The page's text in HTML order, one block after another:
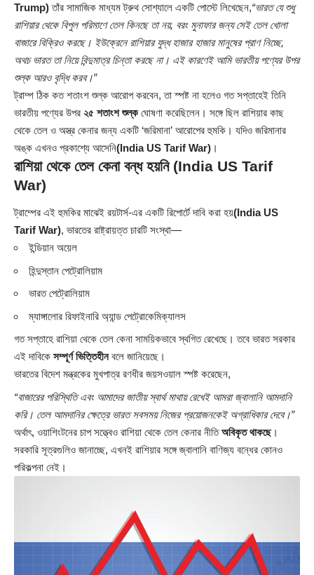
Trump)তাঁর সামাজিক মাধ্যম ট্রুথ সোশ্যালে একটি পোস্টে লিখেছেন,“ভারত যে শুধু
রাশিয়ার থেকে বিপুল পরিমাণে তেল কিনছে তা নয়, বরং মুনাফার জন্য সেই তেল খোলা
বাজারে বিক্রিও করছে। ইউক্রেনে রাশিয়ার যুদ্ধ হাজার হাজার মানুষের প্রাণ নিচ্ছে,
অথচ ভারত তা নিয়ে বিন্দুমাত্র চিন্তা করছে না। এই কারণেই আমি ভারতীয় পণ্যের উপর
শুল্ক আরও বৃদ্ধি করব।”
ট্রাম্প ঠিক কত শতাংশ শুল্ক আরোপ করবেন, তা স্পষ্ট না হলেও গত সপ্তাহেই তিনি
ভারতীয় পণ্যের উপর ২৫ শতাংশ শুল্কঘোষণা করেছিলেন। সঙ্গে ছিল রাশিয়ার কাছ
থেকে তেল ও অস্ত্র কেনার জন্য একটি ‘জরিমানা’ আরোপের হুমকি। যদিও জরিমানার
অঙ্ক এখনও প্রকাশ্যে আসেনি(India US Tarif War) ।
রাশিয়া থেকে তেল কেনা বন্ধ হয়নি(India US Tarif
War)
ট্রাম্পের এই হুমকির মাঝেই রয়টার্স-এর একটি রিপোর্টে দাবি করা হয়(India US
Tarif War), ভারতের রাষ্ট্রায়ত্ত চারটি সংস্থা—
ইন্ডিয়ান অয়েল
হিন্দুস্তান পেট্রোলিয়াম
ভারত পেট্রোলিয়াম
ম্যাঙ্গালোর রিফাইনারি অ্যান্ড পেট্রোকেমিক্যালস
গত সপ্তাহে রাশিয়া থেকে তেল কেনা সাময়িকভাবে স্থগিত রেখেছে। তবে ভারত সরকার
এই দাবিকে সম্পূর্ণ ভিত্তিহীনবলে জানিয়েছে।
ভারতের বিদেশ মন্ত্রকের মুখপাত্র রণধীর জয়সওয়াল স্পষ্ট করেছেন,
“বাজারের পরিস্থিতি এবং আমাদের জাতীয় স্বার্থ মাথায় রেখেই আমরা জ্বালানি আমদানি
করি। তেল আমদানির ক্ষেত্রে ভারত সবসময় নিজের প্রয়োজনকেই অগ্রাধিকার দেবে।”
অর্থাৎ, ওয়াশিংটনের চাপ সত্ত্বেও রাশিয়া থেকে তেল কেনার নীতিঅবিকৃত থাকছে।
সরকারি সূত্রগুলিও জানাচ্ছে, এখনই রাশিয়ার সঙ্গে জ্বালানি বাণিজ্য বন্ধের কোনও
পরিকল্পনা নেই।